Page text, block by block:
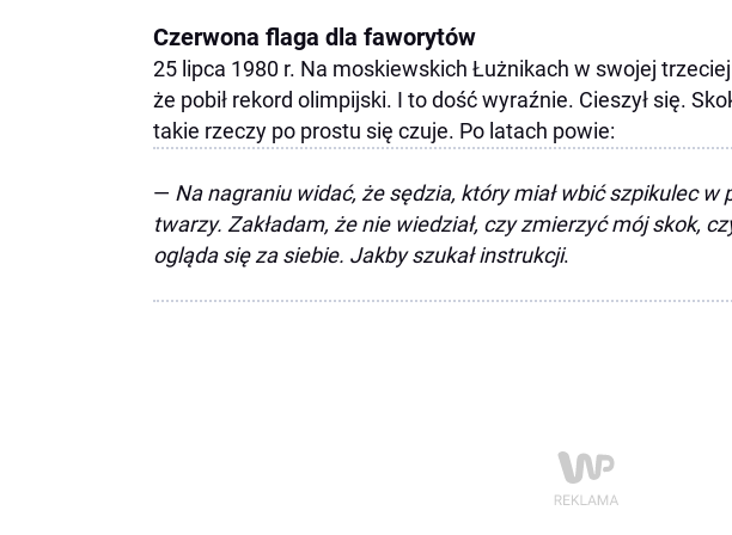
Czerwona flaga dla faworytów
25 lipca 1980 r. Na moskiewskich Łużnikach w swojej
że pobił rekord olimpijski. I to dość wyraźnie. Cieszył się.
takie rzeczy po prostu się czuje. Po latach powie:
— Na nagraniu widać, że sędzia, który miał wbić szpikulec w
twarzy. Zakładam, że nie wiedział, czy zmierzyć mój skok,
ogląda się za siebie. Jakby szukał instrukcji.